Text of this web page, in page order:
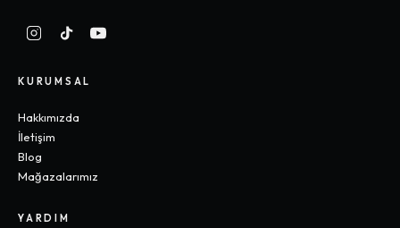
KURUMSAL
Hakkımızda
İletişim
Blog
Mağazalarımız
YARDIM